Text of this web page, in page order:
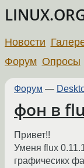
Новости
Форум Опросы
Форум —
фон в
Привет!!
Уменя flux
графичесикх